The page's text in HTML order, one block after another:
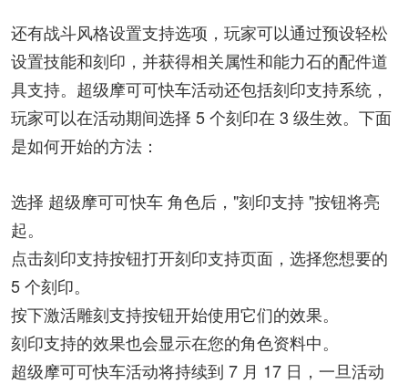
还有战斗风格设置支持选项，玩家可以通过预设轻松
设置技能和刻印，并获得相关属性和能力石的配件道
具支持。超级摩可可快车活动还包括刻印支持系统，
玩家可以在活动期间选择 5 个刻印在 3 级生效。下面
是如何开始的方法：
选择 超级摩可可快车 角色后，"刻印支持 "按钮将亮
起。
点击刻印支持按钮打开刻印支持页面，选择您想要的
5 个刻印。
按下激活雕刻支持按钮开始使用它们的效果。
刻印支持的效果也会显示在您的角色资料中。
超级摩可可快车活动将持续到 7 月 17 日，一旦活动